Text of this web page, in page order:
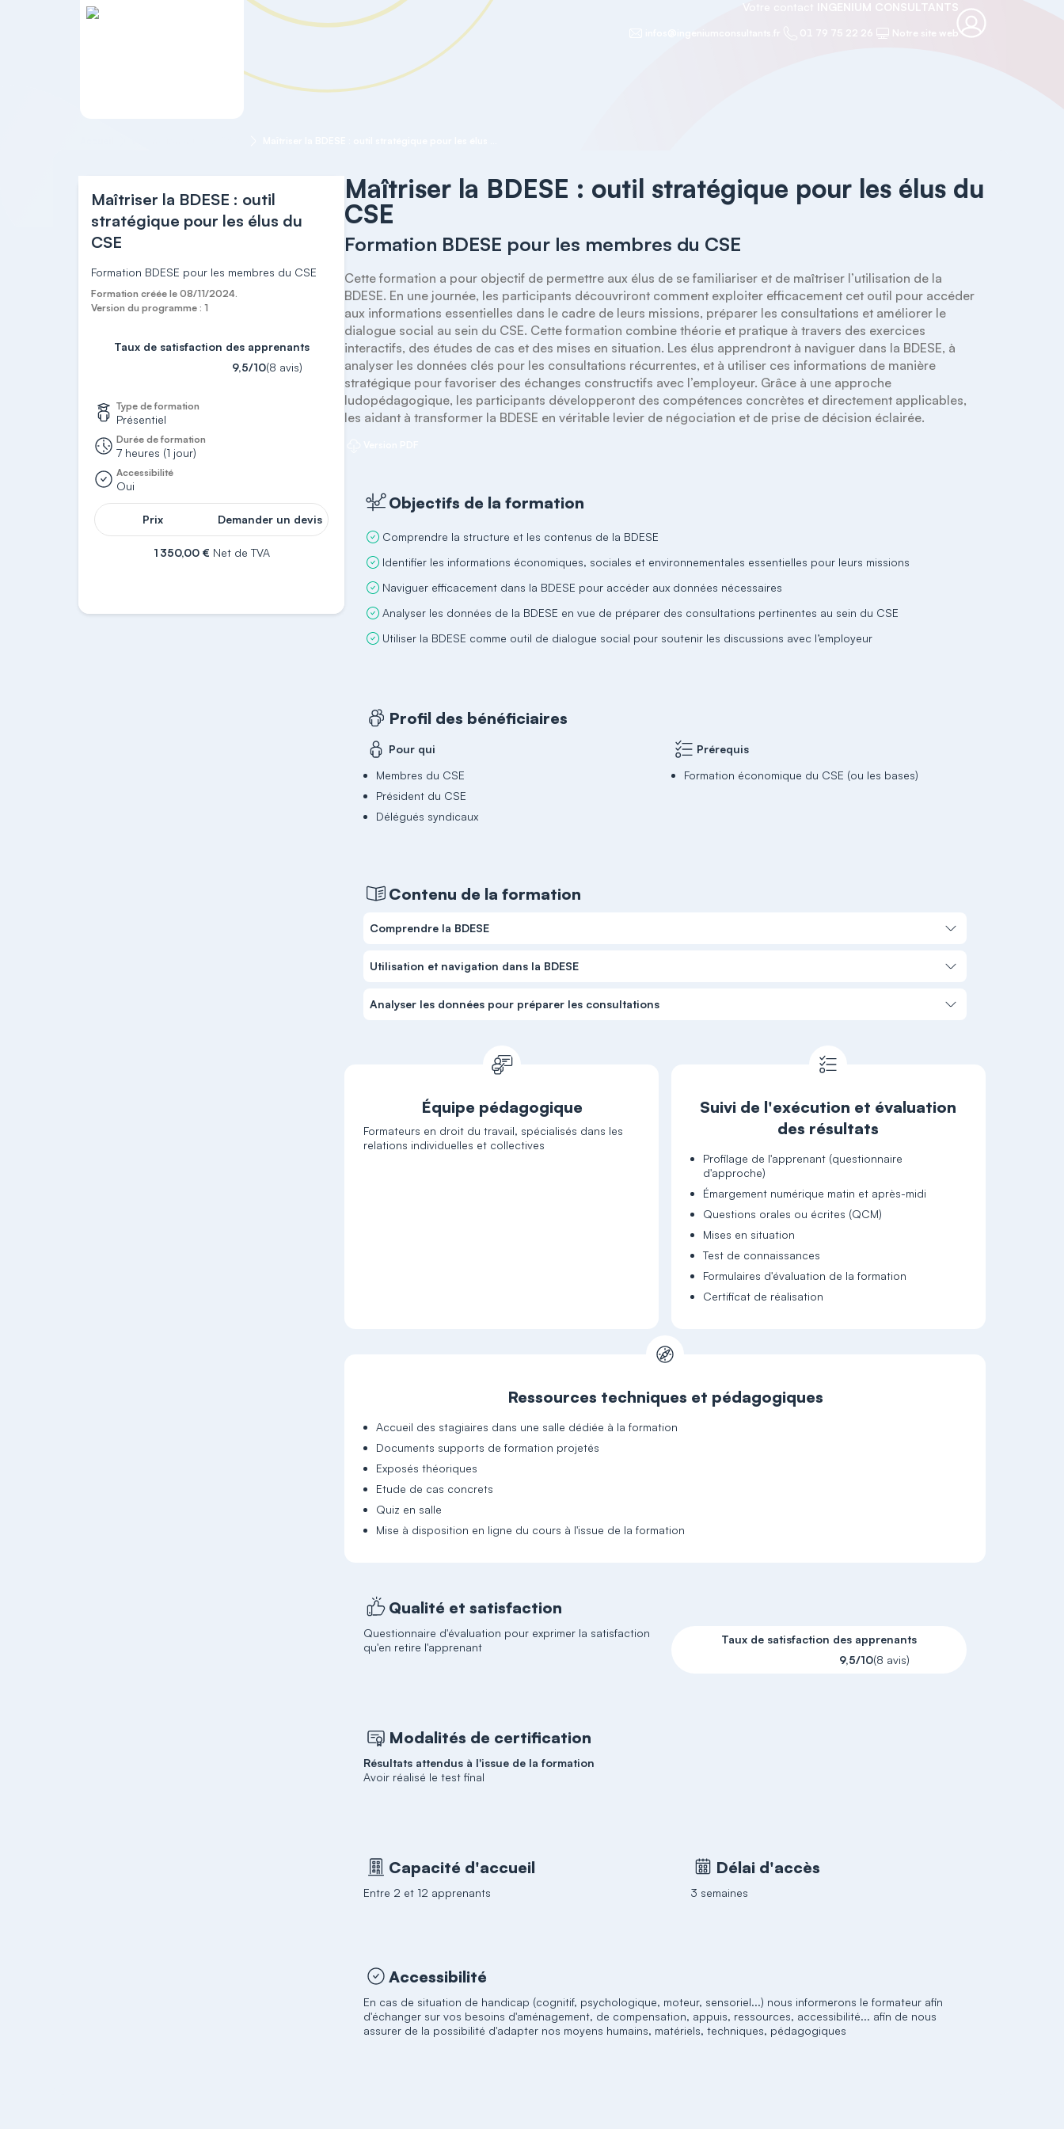
INGENIUM CONSULTANTS
01 79 75 22 26 Notre site web
Maîtriser la BDESE : outil
stratégique pour les élus du
CSE
Formation BDESE pour les membres du CSE
Formation créée le 08/11/2024.
Version du programme : 1
Taux de satisfaction des apprenants
9,5/10(8 avis)
Type de formation
Présentiel
Durée de formation
7 heures (1 jour)
Accessibilité
Oui
Prix Demander un devis
1 350,00 € Net de TVA
Maîtriser la BDESE : outil stratégique pour les élus du
CSE
Formation BDESE pour les membres du CSE
Cette formation a pour objectif de permettre aux élus de se familiariser et de maîtriser l’utilisation de la
BDESE. En une journée, les participants découvriront comment exploiter efficacement cet outil pour accéder
aux informations essentielles dans le cadre de leurs missions, préparer les consultations et améliorer le
dialogue social au sein du CSE. Cette formation combine théorie et pratique à travers des exercices
interactifs, des études de cas et des mises en situation. Les élus apprendront à naviguer dans la BDESE, à
analyser les données clés pour les consultations récurrentes, et à utiliser ces informations de manière
stratégique pour favoriser des échanges constructifs avec l’employeur. Grâce à une approche
ludopédagogique, les participants développeront des compétences concrètes et directement applicables,
les aidant à transformer la BDESE en véritable levier de négociation et de prise de décision éclairée.
Objectifs de la formation
Comprendre la structure et les contenus de la BDESE
Identifier les informations économiques, sociales et environnementales essentielles pour leurs missions
Naviguer efficacement dans la BDESE pour accéder aux données nécessaires
Analyser les données de la BDESE en vue de préparer des consultations pertinentes au sein du CSE
Utiliser la BDESE comme outil de dialogue social pour soutenir les discussions avec l’employeur
Profil des bénéficiaires
Pour qui
Membres du CSE
Président du CSE
Délégués syndicaux
Prérequis
Formation économique du CSE (ou les bases)
Contenu de la formation
Comprendre la BDESE
Utilisation et navigation dans la BDESE
Analyser les données pour préparer les consultations
Équipe pédagogique
Formateurs en droit du travail, spécialisés dans les
relations individuelles et collectives
Suivi de l'exécution et évaluation
des résultats
Profilage de l'apprenant (questionnaire
d'approche)
Émargement numérique matin et après-midi
Questions orales ou écrites (QCM)
Mises en situation
Test de connaissances
Formulaires d'évaluation de la formation
Certificat de réalisation
Ressources techniques et pédagogiques
Accueil des stagiaires dans une salle dédiée à la formation
Documents supports de formation projetés
Exposés théoriques
Etude de cas concrets
Quiz en salle
Mise à disposition en ligne du cours à l'issue de la formation
Qualité et satisfaction
Questionnaire d'évaluation pour exprimer la satisfaction
qu'en retire l'apprenant
Taux de satisfaction des apprenants
9,5/10(8 avis)
Modalités de certification
Résultats attendus à l'issue de la formation
Avoir réalisé le test final
Capacité d'accueil
Entre 2 et 12 apprenants
Délai d'accès
3 semaines
Accessibilité
En cas de situation de handicap (cognitif, psychologique, moteur, sensoriel...) nous informerons le formateur afin
d'échanger sur vos besoins d'aménagement, de compensation, appuis, ressources, accessibilité... afin de nous
assurer de la possibilité d'adapter nos moyens humains, matériels, techniques, pédagogiques